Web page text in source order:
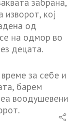
забрана,
изворот, кој
од
на одмор во
децата.
за себе и
барем
воодушевени